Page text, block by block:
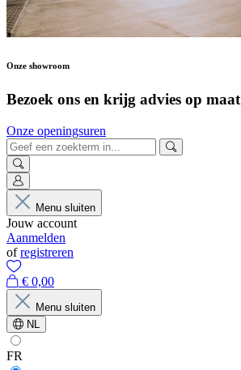
Onze showroom
Bezoek ons en krijg advies op maat
Onze openingsuren
Menu sluiten
Jouw account
Aanmelden
ofregistreren
€ 0,00
Menu sluiten
NL
FR